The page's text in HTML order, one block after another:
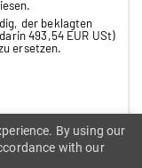
der beklagten
493,54 EUR USt)
ersetzen.
Regressprozess
er seine
Wasserschadens an
By using our
with our